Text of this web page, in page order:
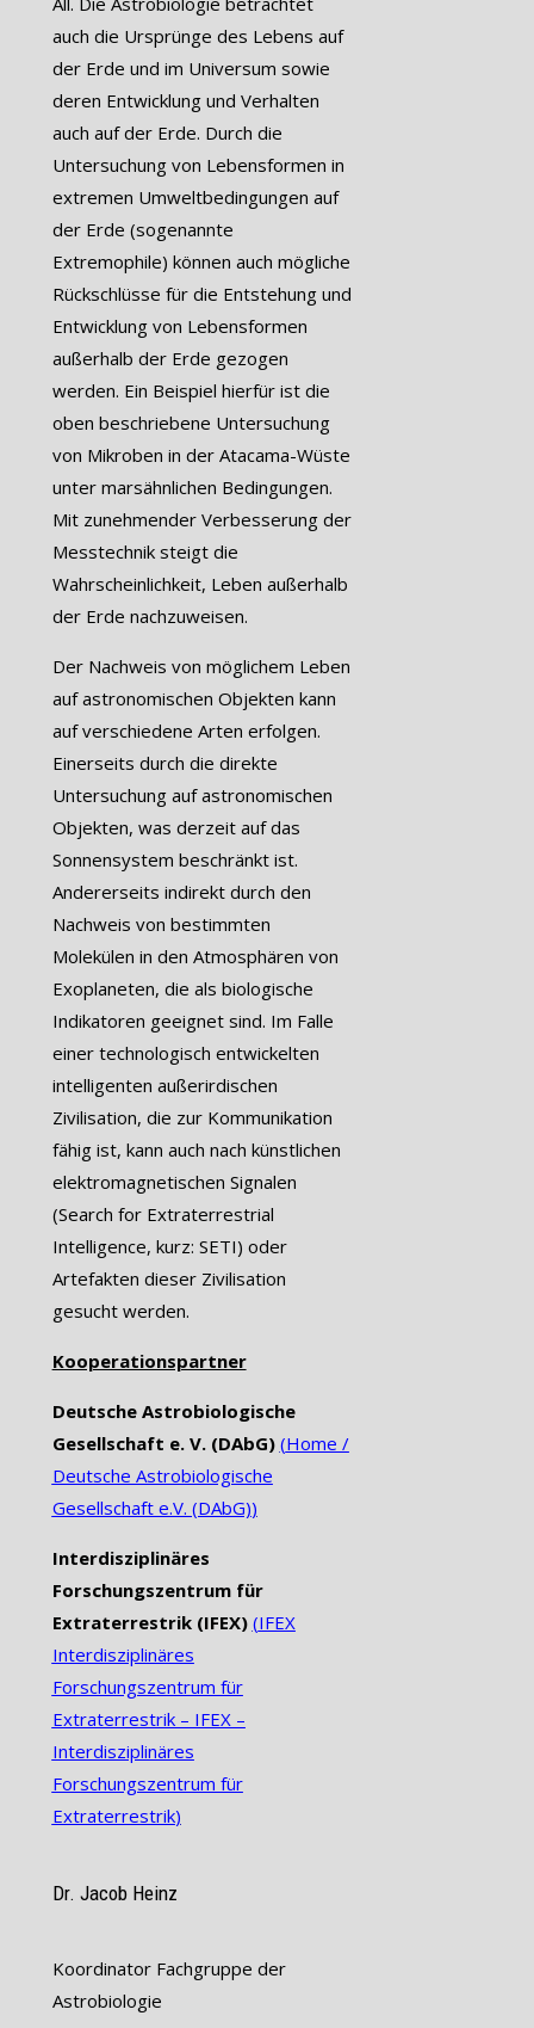
auch die Ursprünge des Lebens auf
der Erde und im Universum sowie
deren Entwicklung und Verhalten
auch auf der Erde. Durch die
Untersuchung von Lebensformen in
extremen Umweltbedingungen auf
der Erde (sogenannte
Extremophile) können auch mögliche
Rückschlüsse für die Entstehung und
Entwicklung von Lebensformen
außerhalb der Erde gezogen
werden. Ein Beispiel hierfür ist die
oben beschriebene Untersuchung
von Mikroben in der Atacama-Wüste
unter marsähnlichen Bedingungen.
Mit zunehmender Verbesserung der
Messtechnik steigt die
Wahrscheinlichkeit, Leben außerhalb
der Erde nachzuweisen.
Der Nachweis von möglichem Leben
auf astronomischen Objekten kann
auf verschiedene Arten erfolgen.
Einerseits durch die direkte
Untersuchung auf astronomischen
Objekten, was derzeit auf das
Sonnensystem beschränkt ist.
Andererseits indirekt durch den
Nachweis von bestimmten
Molekülen in den Atmosphären von
Exoplaneten, die als biologische
Indikatoren geeignet sind. Im Falle
einer technologisch entwickelten
intelligenten außerirdischen
Zivilisation, die zur Kommunikation
fähig ist, kann auch nach künstlichen
elektromagnetischen Signalen
(Search for Extraterrestrial
Intelligence, kurz: SETI) oder
Artefakten dieser Zivilisation
gesucht werden.
Kooperationspartner
Deutsche Astrobiologische
Gesellschaft e. V. (DAbG) (Home /
Deutsche Astrobiologische
Gesellschaft e.V. (DAbG))
Interdisziplinäres
Forschungszentrum für
Extraterrestrik (IFEX) (IFEX
Interdisziplinäres
Forschungszentrum für
Extraterrestrik – IFEX –
Interdisziplinäres
Forschungszentrum für
Extraterrestrik)
Dr. Jacob Heinz
Koordinator Fachgruppe der
Astrobiologie